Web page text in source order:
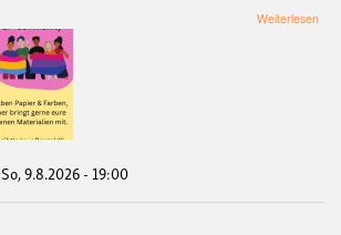
Weiterlesen
So, 9.8.2026 - 19:00